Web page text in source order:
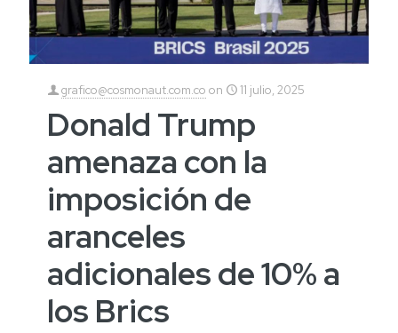
grafico@cosmonaut.com.co on 11 julio, 2025
Donald Trump
amenaza con la
imposición de
aranceles
adicionales de 10% a
los Brics